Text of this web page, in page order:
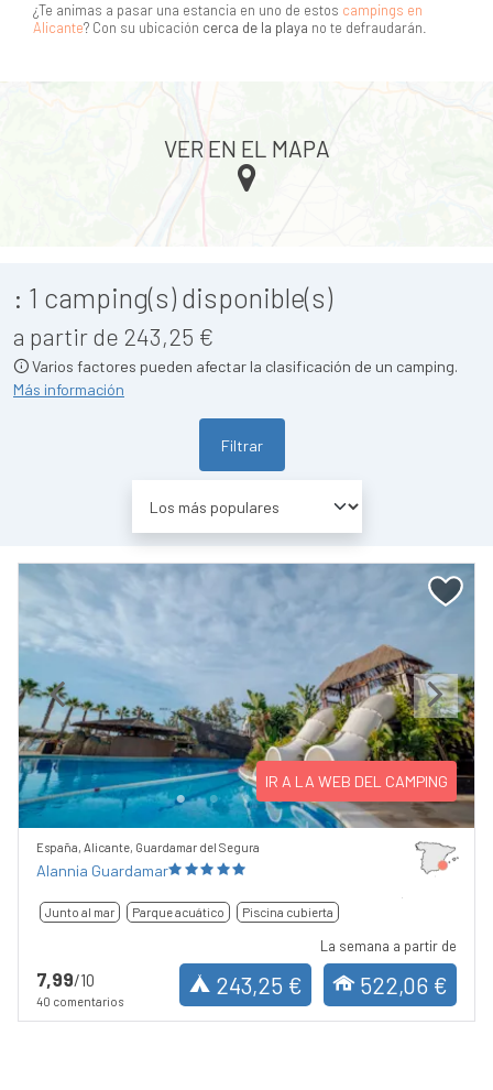
¿Te animas a pasar una estancia en uno de estos campings en
Alicante? Con su ubicación cerca de la playa no te defraudarán.
: 1 camping(s) disponible(s)
a partir de 243,25 €
Varios factores pueden afectar la clasificación de un camping.
Más información
Filtrar
Previous Next
IR A LA WEB DEL CAMPING
España, Alicante, Guardamar del Segura
Alannia Guardamar
Junto al mar Parque acuático Piscina cubierta
7,99/10
40 comentarios
La semana a partir de
243,25 € 522,06 €
VER EN EL MAPA